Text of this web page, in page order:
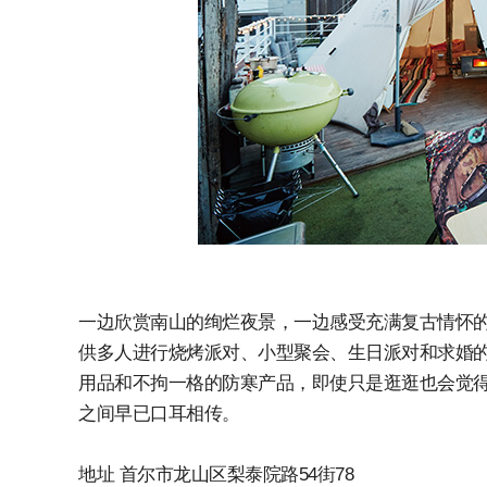
一边欣赏南山的绚烂夜景，一边感受充满复古情怀
供多人进行烧烤派对、小型聚会、生日派对和求婚
用品和不拘一格的防寒产品，即使只是逛逛也会觉
之间早已口耳相传。
地址 首尔市龙山区梨泰院路54街78